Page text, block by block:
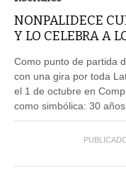
NONPALIDECE
Y LO CELEBRA A
Como punto de partida
con una gira por toda
el 1 de octubre en
como simbólica: 30